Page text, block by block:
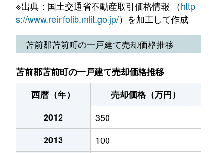
※出典：国土交通省不動産取引価格情報 （http
s://www.reinfolib.mlit.go.jp/）を加工して作成
苫前郡苫前町の一戸建て売却価格推移
苫前郡苫前町の一戸建て売却価格推移
西暦（年）
売却価格（万円）
2012
350
2013
100